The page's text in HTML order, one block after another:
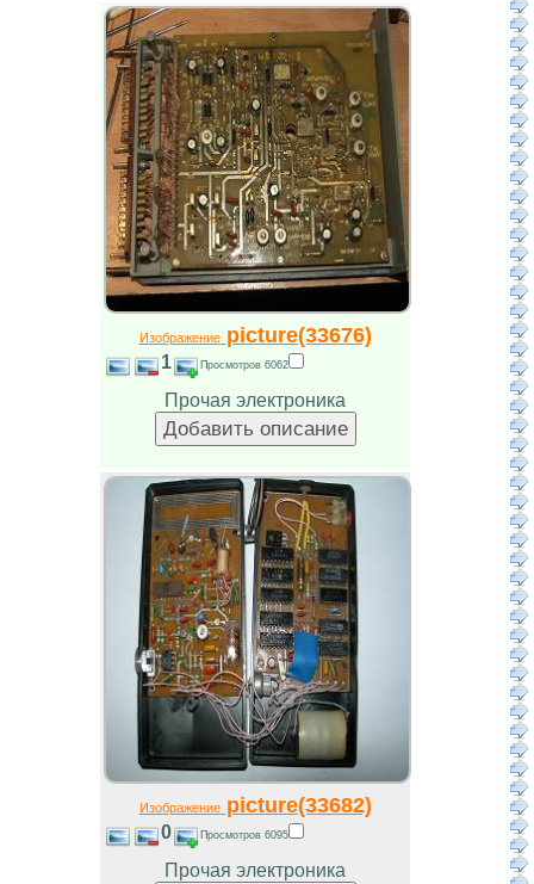
Изображениеpicture(33676)
1 Просмотров 6062
Прочая электроника
Изображениеpicture(33682)
0 Просмотров 6095
Прочая электроника